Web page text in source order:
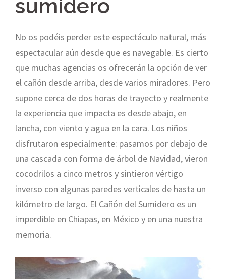
sumidero
No os podéis perder este espectáculo natural, más
espectacular aún desde que es navegable. Es cierto
que muchas agencias os ofrecerán la opción de ver
el cañón desde arriba, desde varios miradores. Pero
supone cerca de dos horas de trayecto y realmente
la experiencia que impacta es desde abajo, en
lancha, con viento y agua en la cara. Los niños
disfrutaron especialmente: pasamos por debajo de
una cascada con forma de árbol de Navidad, vieron
cocodrilos a cinco metros y sintieron vértigo
inverso con algunas paredes verticales de hasta un
kilómetro de largo. El Cañón del Sumidero es un
imperdible en Chiapas, en México y en una nuestra
memoria.